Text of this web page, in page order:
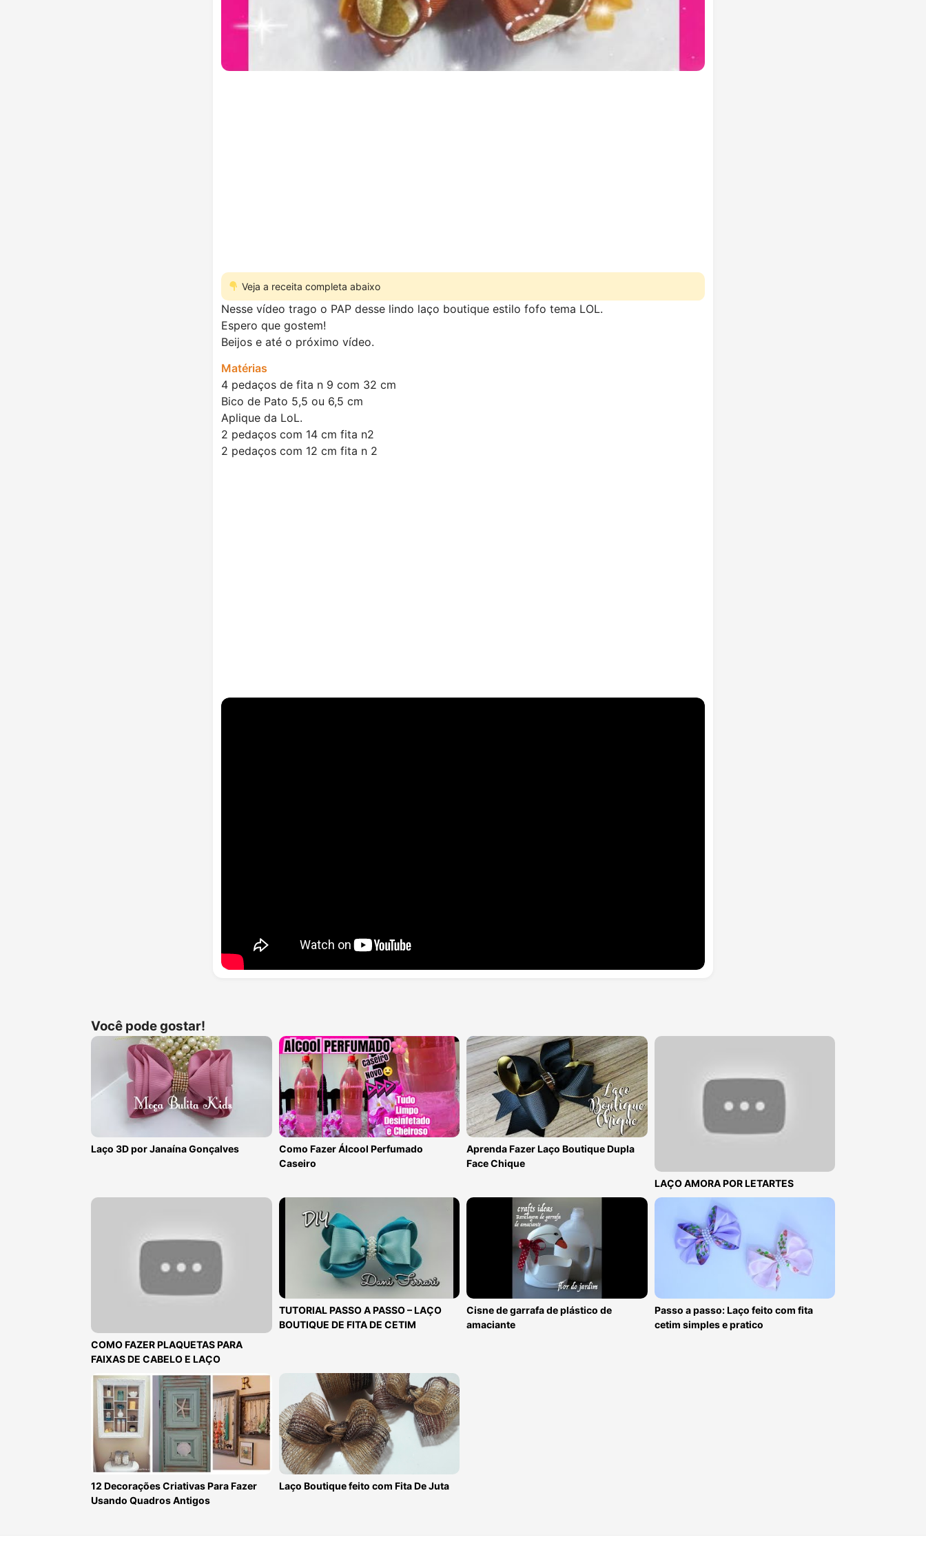
Veja a receita completa abaixo
Nesse vídeo trago o PAP desse lindo laço boutique estilo fofo tema LOL.
Espero que gostem!
Beijos e até o próximo vídeo.
Matérias
4 pedaços de fita n 9 com 32 cm
Bico de Pato 5,5 ou 6,5 cm
Aplique da LoL.
2 pedaços com 14 cm fita n2
2 pedaços com 12 cm fita n 2
Você pode gostar!
Laço 3D por Janaína Gonçalves
Como Fazer Álcool Perfumado
Caseiro
Aprenda Fazer Laço Boutique Dupla
Face Chique
LAÇO AMORA POR LETARTES
COMO FAZER PLAQUETAS PARA
FAIXAS DE CABELO E LAÇO
TUTORIAL PASSO A PASSO – LAÇO
BOUTIQUE DE FITA DE CETIM
Cisne de garrafa de plástico de
amaciante
Passo a passo: Laço feito com fita
cetim simples e pratico
12 Decorações Criativas Para Fazer
Usando Quadros Antigos
Laço Boutique feito com Fita De Juta